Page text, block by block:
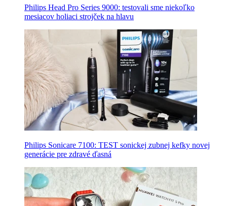
Philips Head Pro Series 9000: testovali sme niekoľko
mesiacov holiaci strojček na hlavu
Philips Sonicare 7100: TEST sonickej zubnej kefky novej
generácie pre zdravé ďasná